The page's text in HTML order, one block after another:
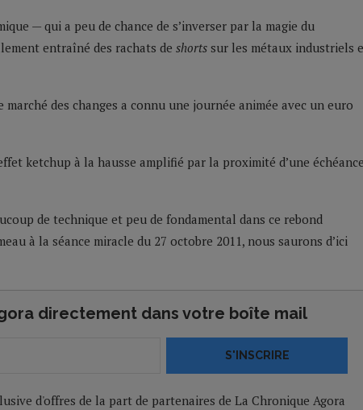
— qui a peu de chance de s’inverser par la magie du
entraîné des rachats de shorts sur les métaux industriels
des changes a connu une journée animée avec un euro
ketchup à la hausse amplifié par la proximité d’une échéance
de technique et peu de fondamental dans ce rebond
à la séance miracle du 27 octobre 2011, nous saurons d’ici
directement dans votre boîte mail
S'INSCRIRE
d'offres de la part de partenaires de La Chronique Agora